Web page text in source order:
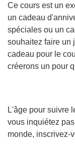
Ce cours est un
un cadeau
spéciales ou un
souhaitez faire un
cadeau pour le
créerons un pour
L'âge pour suivre
vous inquiétez
monde, inscrivez-